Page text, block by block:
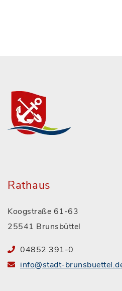
Rathaus
Koogstraße 61-63
25541 Brunsbüttel
04852 391-0
info@stadt-